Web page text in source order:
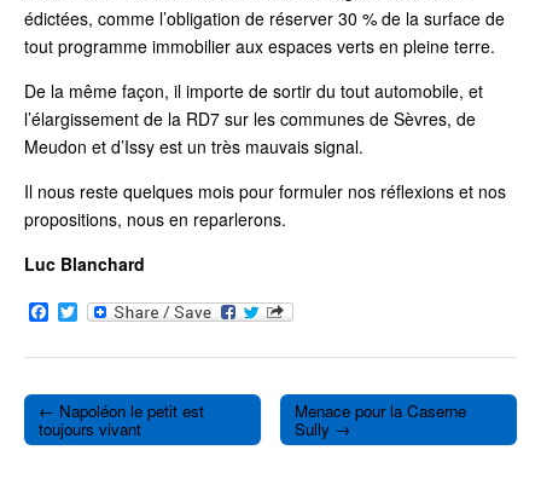
édictées, comme l’obligation de réserver 30 % de la surface de
tout programme immobilier aux espaces verts en pleine terre.
De la même façon, il importe de sortir du tout automobile, et
l’élargissement de la RD7 sur les communes de Sèvres, de
Meudon et d’Issy est un très mauvais signal.
Il nous reste quelques mois pour formuler nos réflexions et nos
propositions, nous en reparlerons.
Luc Blanchard
F
a
c
b
o
o
k
T
w
i
t
e
r
Post navigation
← Napoléon le petit est
toujours vivant
Menace pour la Caserne
Sully →